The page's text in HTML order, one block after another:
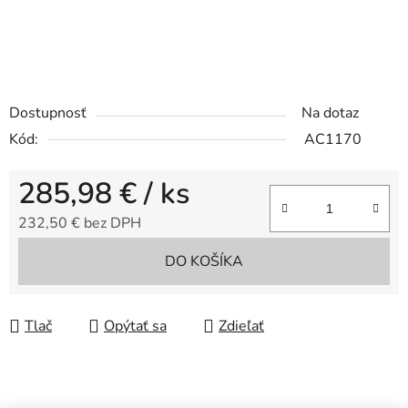
Dostupnosť
Na dotaz
Kód:
AC1170
285,98 €/ ks
232,50 € bez DPH
DO KOŠÍKA
Tlač Opýtať sa Zdieľať